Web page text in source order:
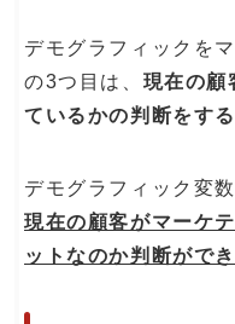
デモグラフィックを
の3つ目は、 現在の顧
ているかの判断をす
デモグラフィック変
現在の顧客がマーケ
ットなのか判断ができ